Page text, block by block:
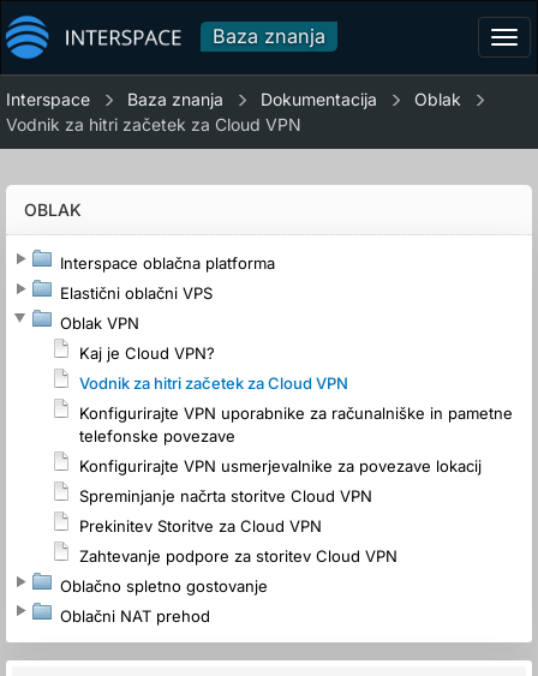
Baza znanja
Interspace Baza znanja Dokumentacija
Oblak
Vodnik za hitri začetek za Cloud VPN
OBLAK
Interspace oblačna platforma
Elastični oblačni VPS
Oblak VPN
Kaj je Cloud VPN?
Vodnik za hitri začetek za Cloud VPN
Konfigurirajte VPN uporabnike za računalniške in pametne
telefonske povezave
Konfigurirajte VPN usmerjevalnike za povezave lokacij
Spreminjanje načrta storitve Cloud VPN
Prekinitev Storitve za Cloud VPN
Zahtevanje podpore za storitev Cloud VPN
Oblačno spletno gostovanje
Oblačni NAT prehod